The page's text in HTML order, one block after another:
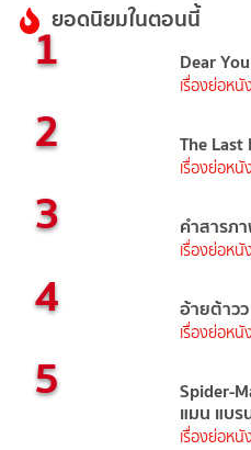
ยอดนิยมในตอนนี้
1 Dear
เรื่องย่อหนั
2 The
เรื่องย่อหนั
3 คำสารภ
เรื่องย่อหนั
4 อ้ายต้าวว
เรื่องย่อหนั
5 Spider-
แมน แบร
เรื่องย่อหนั